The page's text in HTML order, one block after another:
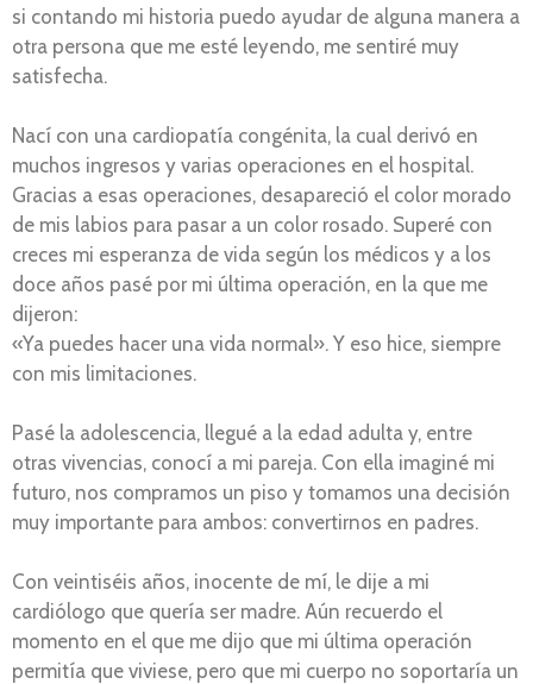
si contando mi historia puedo ayudar de alguna manera a
otra persona que me esté leyendo, me sentiré muy
satisfecha.
Nací con una cardiopatía congénita, la cual derivó en
muchos ingresos y varias operaciones en el hospital.
Gracias a esas operaciones, desapareció el color morado
de mis labios para pasar a un color rosado. Superé con
creces mi esperanza de vida según los médicos y a los
doce años pasé por mi última operación, en la que me
dijeron:
«Ya puedes hacer una vida normal». Y eso hice, siempre
con mis limitaciones.
Pasé la adolescencia, llegué a la edad adulta y, entre
otras vivencias, conocí a mi pareja. Con ella imaginé mi
futuro, nos compramos un piso y tomamos una decisión
muy importante para ambos: convertirnos en padres.
Con veintiséis años, inocente de mí, le dije a mi
cardiólogo que quería ser madre. Aún recuerdo el
momento en el que me dijo que mi última operación
permitía que viviese, pero que mi cuerpo no soportaría un